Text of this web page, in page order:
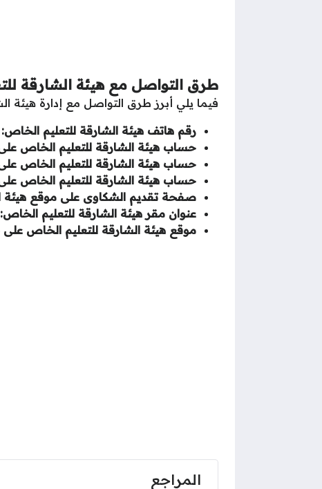
طرق التواصل مع هيئة الشارقة
فيما يلي أبرز طرق التواصل مع إدارة هيئة
رقم هاتف هيئة الشارقة للتعليم الخاص:
حساب هيئة الشارقة للتعليم الخاص على
حساب هيئة الشارقة للتعليم الخاص
حساب هيئة الشارقة للتعليم الخاص
صفحة تقديم الشكاوى على موقع هيئة
عنوان مقر هيئة الشارقة للتعليم الخاص:
موقع هيئة الشارقة للتعليم الخاص
المراجع